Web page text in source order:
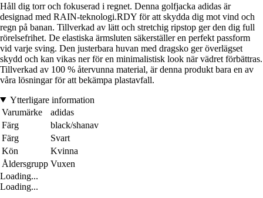
Håll dig torr och fokuserad i regnet. Denna golfjacka adidas är
designad med RAIN-teknologi.RDY för att skydda dig mot vind och
regn på banan. Tillverkad av lätt och stretchig ripstop ger den dig full
rörelsefrihet. De elastiska ärmsluten säkerställer en perfekt passform
vid varje sving. Den justerbara huvan med dragsko ger överlägset
skydd och kan vikas ner för en minimalistisk look när vädret förbättras.
Tillverkad av 100 % återvunna material, är denna produkt bara en av
våra lösningar för att bekämpa plastavfall.
Ytterligare information
Varumärke
adidas
Färg
black/shanav
Färg
Svart
Kön
Kvinna
Åldersgrupp Vuxen
Loading...
Loading...